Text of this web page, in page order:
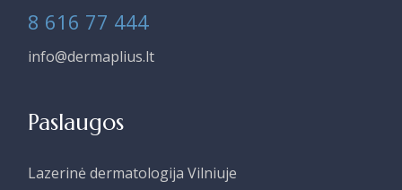
8 616 77 444
info@dermaplius.lt
Paslaugos
Lazerinė dermatologija Vilniuje